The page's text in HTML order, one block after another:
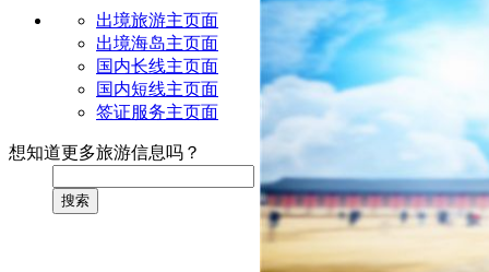
出境旅游主页面
出境海岛主页面
国内长线主页面
国内短线主页面
签证服务主页面
想知道更多旅游信息吗？
搜索